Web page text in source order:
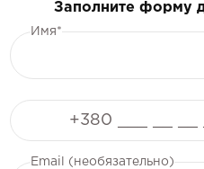
Заполните форму
Имя*
Email (необязательно)